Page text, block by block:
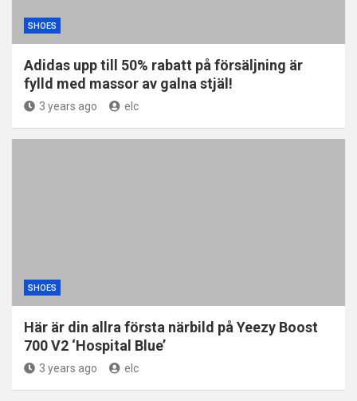
SHOES
Adidas upp till 50% rabatt på försäljning är
fylld med massor av galna stjäl!
3 years ago elc
SHOES
Här är din allra första närbild på Yeezy Boost
700 V2 ‘Hospital Blue’
3 years ago elc